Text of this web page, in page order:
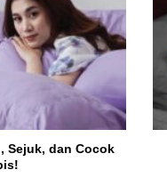
Sejuk, dan Cocok